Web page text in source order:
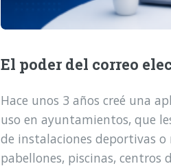
El poder del correo
Hace unos 3 años creé una
uso en ayuntamientos, que
de instalaciones deportivas
pabellones, piscinas, centros